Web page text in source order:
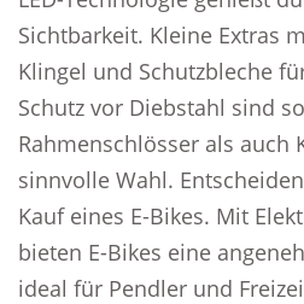
Sichtbarkeit. Kleine Extras
Klingel und Schutzbleche
Schutz vor Diebstahl sind
Rahmenschlösser als auch
sinnvolle Wahl.
Kauf eines E-Bikes. Mit
bieten E-Bikes eine
ideal für Pendler und